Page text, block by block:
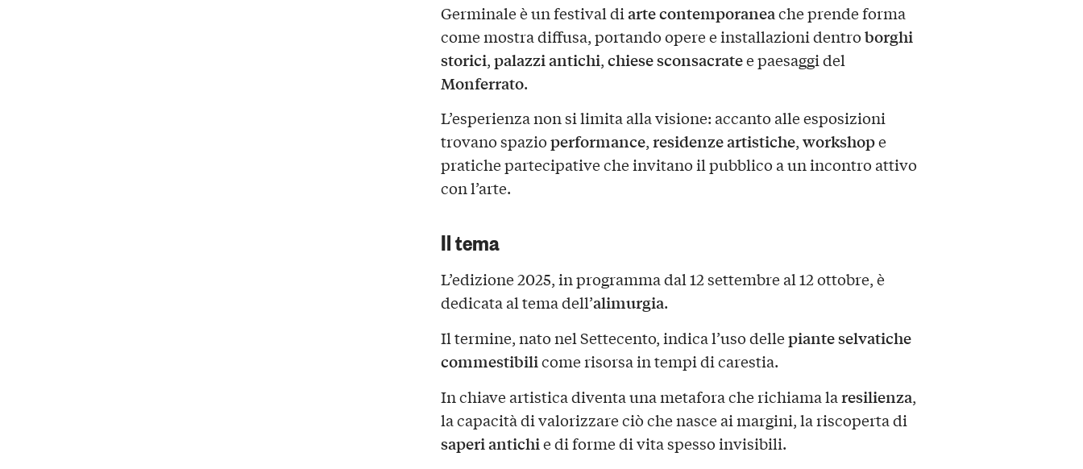
Germinale è un festival diarte contemporaneache prende forma
come mostra diffusa, portando opere e installazioni dentroborghi
storici,palazzi antichi,chiese sconsacratee paesaggi del
Monferrato.
L’esperienza non si limita alla visione: accanto alle esposizioni
trovano spazioperformance,residenze artistiche,workshope
pratiche partecipative che invitano il pubblico a un incontro attivo
con l’arte.
Il tema
L’edizione 2025, in programma dal 12 settembre al 12 ottobre, è
dedicata al tema dell’alimurgia.
Il termine, nato nel Settecento, indica l’uso dellepiante selvatiche
commestibilicome risorsa in tempi di carestia.
In chiave artistica diventa una metafora che richiama laresilienza,
la capacità di valorizzare ciò che nasce ai margini, la riscoperta di
saperi antichie di forme di vita spesso invisibili.